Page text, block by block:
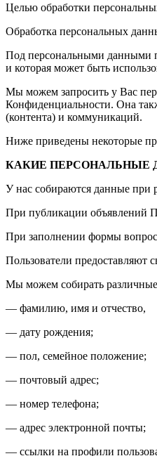
Целью обработки
Обработка персональных
Под персональными данными
и которая может быть
Мы можем запросить у Вас
Конфиденциальности. Она
(контента) и коммуникаций.
Ниже приведены некоторые
КАКИЕ ПЕРСОНАЛЬНЫЕ
У нас собираются данные при
При публикации объявлений
При заполнении формы
Пользователи предоставляют
Мы можем собирать
— фамилию, имя и отчество,
— дату рождения;
— пол, семейное положение;
— почтовый адрес;
— номер телефона;
— адрес электронной почты;
— ссылки на профили